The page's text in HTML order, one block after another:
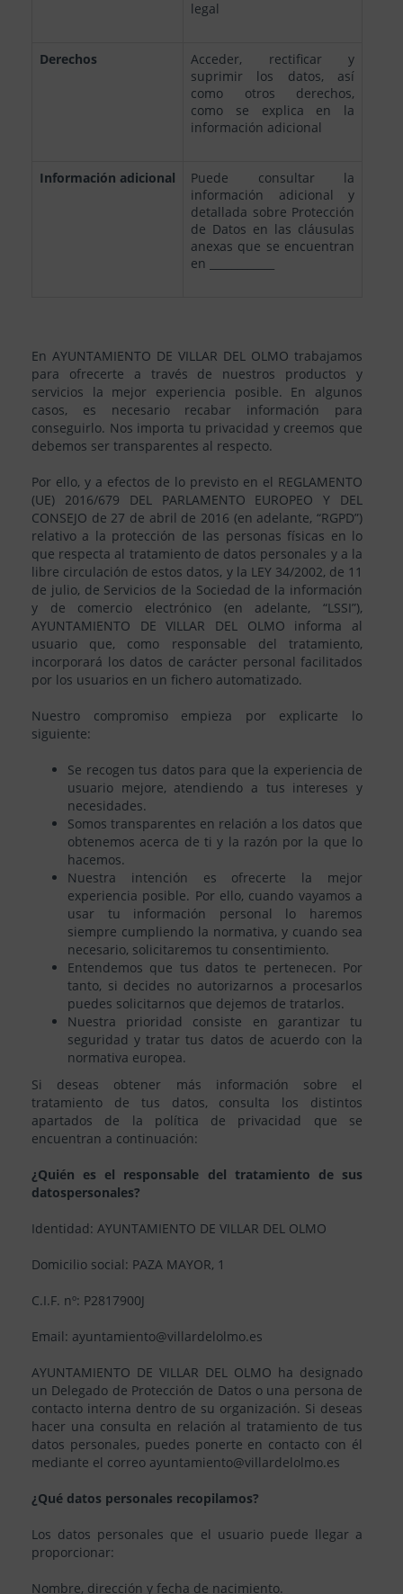
legal
Derechos
Acceder, rectificar y
suprimir los datos, así
como otros derechos,
como se explica en la
información adicional
Información adicional
Puede consultar la
información adicional y
detallada sobre Protección
de Datos en las cláusulas
anexas que se encuentran
en ____________
En AYUNTAMIENTO DE VILLAR DEL OLMO trabajamos
para ofrecerte a través de nuestros productos y
servicios la mejor experiencia posible. En algunos
casos, es necesario recabar información para
conseguirlo. Nos importa tu privacidad y creemos que
debemos ser transparentes al respecto.
Por ello, y a efectos de lo previsto en el REGLAMENTO
(UE) 2016/679 DEL PARLAMENTO EUROPEO Y DEL
CONSEJO de 27 de abril de 2016 (en adelante, “RGPD”)
relativo a la protección de las personas físicas en lo
que respecta al tratamiento de datos personales y a la
libre circulación de estos datos, y la LEY 34/2002, de 11
de julio, de Servicios de la Sociedad de la información
y de comercio electrónico (en adelante, “LSSI”),
AYUNTAMIENTO DE VILLAR DEL OLMO informa al
usuario que, como responsable del tratamiento,
incorporará los datos de carácter personal facilitados
por los usuarios en un fichero automatizado.
Nuestro compromiso empieza por explicarte lo
siguiente:
Se recogen tus datos para que la experiencia de
usuario mejore, atendiendo a tus intereses y
necesidades.
Somos transparentes en relación a los datos que
obtenemos acerca de ti y la razón por la que lo
hacemos.
Nuestra intención es ofrecerte la mejor
experiencia posible. Por ello, cuando vayamos a
usar tu información personal lo haremos
siempre cumpliendo la normativa, y cuando sea
necesario, solicitaremos tu consentimiento.
Entendemos que tus datos te pertenecen. Por
tanto, si decides no autorizarnos a procesarlos
puedes solicitarnos que dejemos de tratarlos.
Nuestra prioridad consiste en garantizar tu
seguridad y tratar tus datos de acuerdo con la
normativa europea.
Si deseas obtener más información sobre el
tratamiento de tus datos, consulta los distintos
apartados de la política de privacidad que se
encuentran a continuación:
¿Quién es el responsable del tratamiento de sus
datospersonales?
Identidad: AYUNTAMIENTO DE VILLAR DEL OLMO
Domicilio social: PAZA MAYOR, 1
C.I.F. nº: P2817900J
Email: ayuntamiento@villardelolmo.es
AYUNTAMIENTO DE VILLAR DEL OLMO ha designado
un Delegado de Protección de Datos o una persona de
contacto interna dentro de su organización. Si deseas
hacer una consulta en relación al tratamiento de tus
datos personales, puedes ponerte en contacto con él
mediante el correo ayuntamiento@villardelolmo.es
¿Qué datos personales recopilamos?
Los datos personales que el usuario puede llegar a
proporcionar:
Nombre, dirección y fecha de nacimiento.